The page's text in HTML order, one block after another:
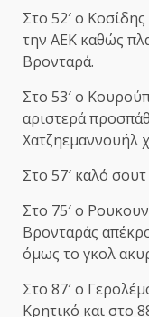
Στο 52′ ο
την ΑΕΚ καθώς
Βρονταρά.
Στο 53′ ο
αριστερά
Χατζηεμαννουήλ
Στο 57′ καλό
Στο 75′ ο
Βρονταράς
όμως το γκολ
Στο 87′ ο
Κρητικό και στο